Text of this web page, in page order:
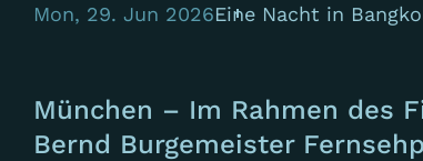
Mon, 29. Jun 2026Eine Nacht in
München – Im Rahmen des
Bernd Burgemeister